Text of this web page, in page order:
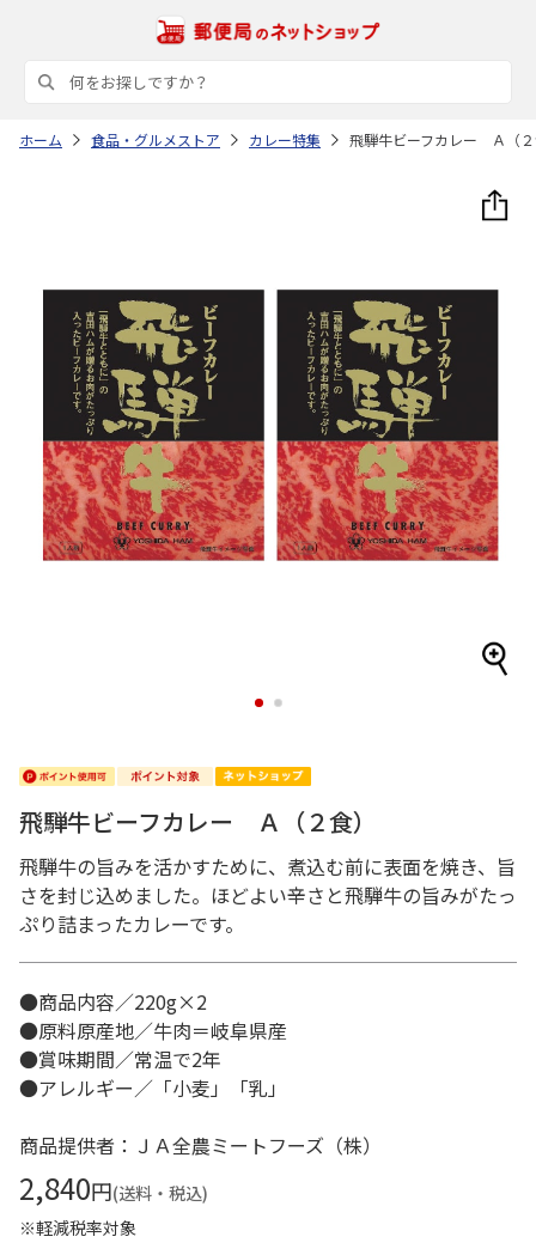
ホーム 食品・グルメストア カレー特集 飛騨牛ビーフカレー Ａ（
1 2
飛騨牛ビーフカレー Ａ（２食）
飛騨牛の旨みを活かすために、煮込む前に表面を焼き、旨
さを封じ込めました。ほどよい辛さと飛騨牛の旨みがたっ
ぷり詰まったカレーです。
●商品内容／220g×2
●原料原産地／牛肉＝岐阜県産
●賞味期間／常温で2年
●アレルギー／「小麦」「乳」
商品提供者：ＪＡ全農ミートフーズ（株）
2,840円(送料・税込)
※軽減税率対象